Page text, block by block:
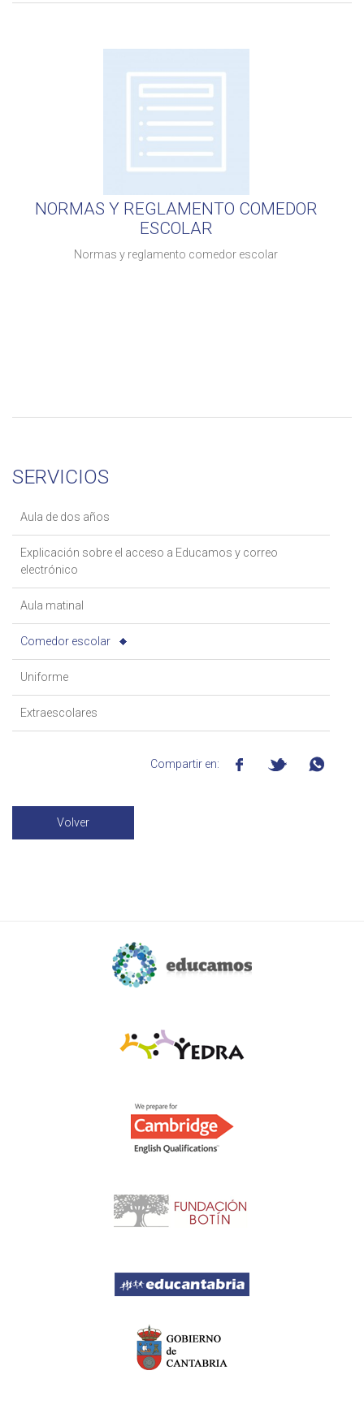
NORMAS Y REGLAMENTO COMEDOR
ESCOLAR
Normas y reglamento comedor escolar
SERVICIOS
Aula de dos años
Explicación sobre el acceso a Educamos y correo
electrónico
Aula matinal
Comedor escolar
Uniforme
Extraescolares
Compartir en:
Volver